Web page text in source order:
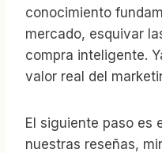
conocimiento
mercado, esquivar
compra inteligente.
valor real del
El siguiente paso es
nuestras reseñas,